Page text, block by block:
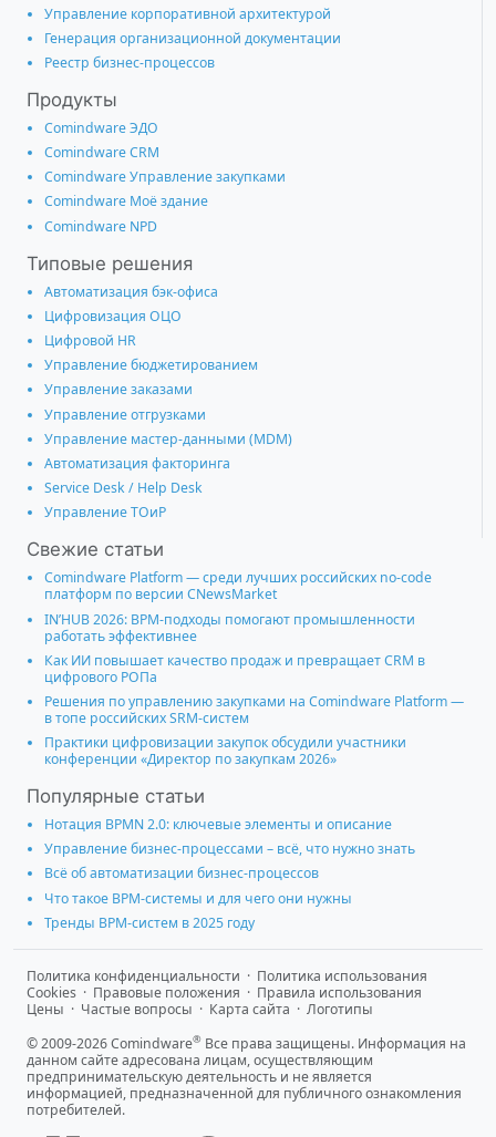
Управление корпоративной архитектурой
Генерация организационной документации
Реестр бизнес-процессов
Продукты
Comindware ЭДО
Comindware CRM
Comindware Управление закупками
Comindware Моё здание
Comindware NPD
Типовые решения
Автоматизация бэк-офиса
Цифровизация ОЦО
Цифровой HR
Управление бюджетированием
Управление заказами
Управление отгрузками
Управление мастер-данными (MDM)
Автоматизация факторинга
Service Desk / Help Desk
Управление ТОиР
Свежие статьи
Comindware Platform — среди лучших российских no-code
платформ по версии CNewsMarket
IN’HUB 2026: BPM-подходы помогают промышленности
работать эффективнее
Как ИИ повышает качество продаж и превращает CRM в
цифрового РОПа
Решения по управлению закупками на Comindware Platform —
в топе российских SRM-систем
Практики цифровизации закупок обсудили участники
конференции «Директор по закупкам 2026»
Популярные статьи
Нотация BPMN 2.0: ключевые элементы и описание
Управление бизнес-процессами – всё, что нужно знать
Всё об автоматизации бизнес-процессов
Что такое BPM-системы и для чего они нужны
Тренды BPM-систем в 2025 году
Политика конфиденциальности · Политика использования
Cookies · Правовые положения · Правила использования
Цены · Частые вопросы · Карта сайта · Логотипы
© 2009-2026 Comindware® Все права защищены. Информация на
данном сайте адресована лицам, осуществляющим
предпринимательскую деятельность и не является
информацией, предназначенной для публичного ознакомления
потребителей.